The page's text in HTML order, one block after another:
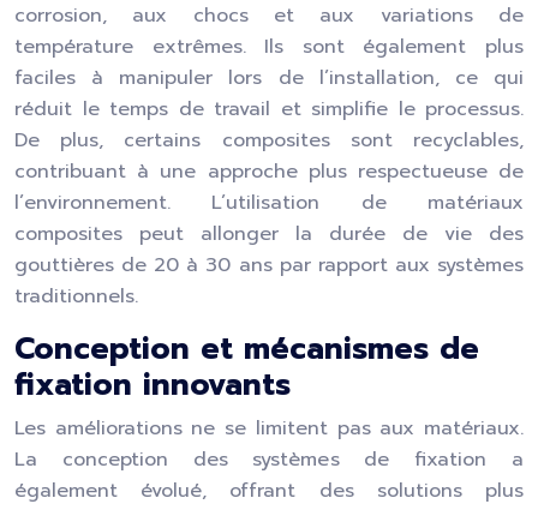
corrosion, aux chocs et aux variations de
température extrêmes. Ils sont également plus
faciles à manipuler lors de l’installation, ce qui
réduit le temps de travail et simplifie le processus.
De plus, certains composites sont recyclables,
contribuant à une approche plus respectueuse de
l’environnement. L’utilisation de matériaux
composites peut allonger la durée de vie des
gouttières de 20 à 30 ans par rapport aux systèmes
traditionnels.
Conception et mécanismes de
fixation innovants
Les améliorations ne se limitent pas aux matériaux.
La conception des systèmes de fixation a
également évolué, offrant des solutions plus